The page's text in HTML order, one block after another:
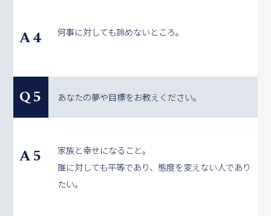
A4 何事に対しても諦めないところ。
Q5 あなたの夢や目標をお教えください。
A5
家族と幸せになること。
誰に対しても平等であり、態度を変えない人であり
たい。